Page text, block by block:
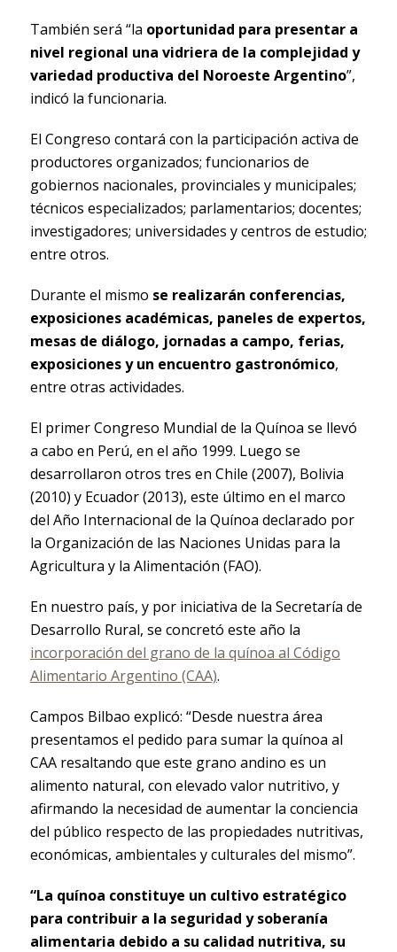
También será “la oportunidad para presentar a
nivel regional una vidriera de la complejidad y
variedad productiva del Noroeste Argentino”,
indicó la funcionaria.
El Congreso contará con la participación activa de
productores organizados; funcionarios de
gobiernos nacionales, provinciales y municipales;
técnicos especializados; parlamentarios; docentes;
investigadores; universidades y centros de estudio;
entre otros.
Durante el mismo se realizarán conferencias,
exposiciones académicas, paneles de expertos,
mesas de diálogo, jornadas a campo, ferias,
exposiciones y un encuentro gastronómico,
entre otras actividades.
El primer Congreso Mundial de la Quínoa se llevó
a cabo en Perú, en el año 1999. Luego se
desarrollaron otros tres en Chile (2007), Bolivia
(2010) y Ecuador (2013), este último en el marco
del Año Internacional de la Quínoa declarado por
la Organización de las Naciones Unidas para la
Agricultura y la Alimentación (FAO).
En nuestro país, y por iniciativa de la Secretaría de
Desarrollo Rural, se concretó este año la
incorporación del grano de la quínoa al Código
Alimentario Argentino (CAA).
Campos Bilbao explicó: “Desde nuestra área
presentamos el pedido para sumar la quínoa al
CAA resaltando que este grano andino es un
alimento natural, con elevado valor nutritivo, y
afirmando la necesidad de aumentar la conciencia
del público respecto de las propiedades nutritivas,
económicas, ambientales y culturales del mismo”.
“La quínoa constituye un cultivo estratégico
para contribuir a la seguridad y soberanía
alimentaria debido a su calidad nutritiva, su